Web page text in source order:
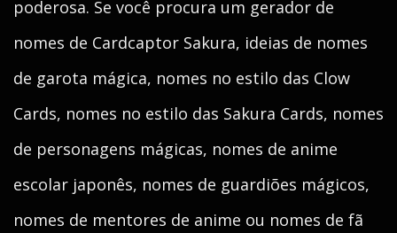
poderosa. Se você procura um gerador de
nomes de Cardcaptor Sakura, ideias de nomes
de garota mágica, nomes no estilo das Clow
Cards, nomes no estilo das Sakura Cards, nomes
de personagens mágicas, nomes de anime
escolar japonês, nomes de guardiões mágicos,
nomes de mentores de anime ou nomes de fã